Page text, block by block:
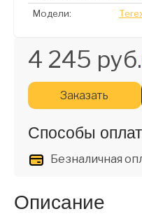
Модели:
4 245 руб.
Заказать
Способы
Безналичная
Описание